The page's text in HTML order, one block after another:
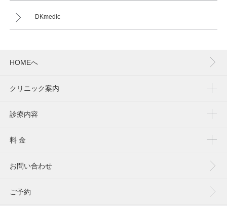
DKmedic
HOMEへ
クリニック案内
診療内容
料 金
お問い合わせ
ご予約